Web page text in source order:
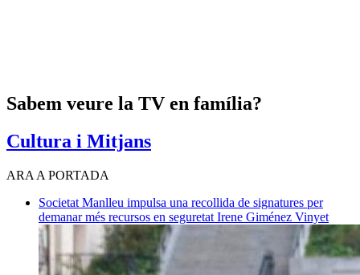
Sabem veure la TV en família?
Cultura i Mitjans
ARA A PORTADA
Societat Manlleu impulsa una recollida de signatures per
demanar més recursos en seguretat Irene Giménez Vinyet